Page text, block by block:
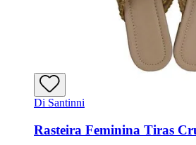
Di Santinni
Rasteira Feminina Tiras